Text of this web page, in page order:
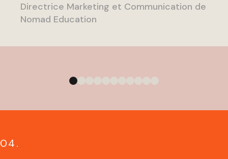
Directrice Marketing et Communication de
Nomad Education
04.